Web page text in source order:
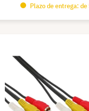
Plazo de entrega: